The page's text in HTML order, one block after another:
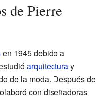
de Pierre
en 1945 debido a
arquitecturay
de la moda. Después de
con diseñadoras